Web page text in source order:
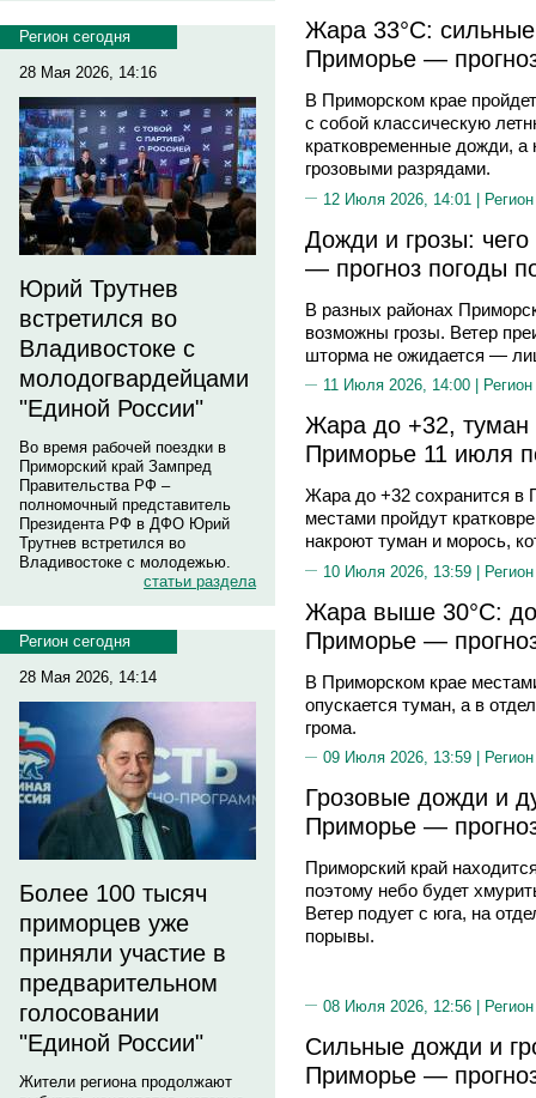
Регион сегодня
28 Мая 2026, 14:16
Юрий Трутнев
встретился во
Владивостоке с
молодогвардейцами
"Единой России"
Во время рабочей поездки в
Приморский край Зампред
Правительства РФ –
полномочный представитель
Президента РФ в ДФО Юрий
Трутнев встретился во
Владивостоке с молодежью.
статьи раздела
Регион сегодня
28 Мая 2026, 14:14
Более 100 тысяч
приморцев уже
приняли участие в
предварительном
голосовании
"Единой России"
Жители региона продолжают
Жара 33°C:
Приморье —
В Приморском крае
с собой классическую
кратковременные дожди, а
грозовыми разрядами.
12 Июля 2026, 14:01 |
Дожди и грозы:
— прогноз погоды
В разных районах
возможны грозы. Ветер
шторма не ожидается —
11 Июля 2026, 14:00 |
Жара до +32, туман
Приморье 11 июля
Жара до +32 сохранится в
местами пройдут
накроют туман и морось,
10 Июля 2026, 13:59 |
Жара выше 30°С:
Приморье —
В Приморском крае
опускается туман, а в
грома.
09 Июля 2026, 13:59 |
Грозовые дожди и
Приморье —
Приморский край
поэтому небо будет
Ветер подует с юга, на
порывы.
08 Июля 2026, 12:56 |
Сильные дожди и
Приморье —